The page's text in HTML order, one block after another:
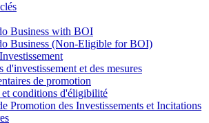
Business with BOI
Business (Non-Eligible for BOI)
d'investissement et des mesures
de promotion
conditions d'éligibilité
Promotion des Investissements et Incitations